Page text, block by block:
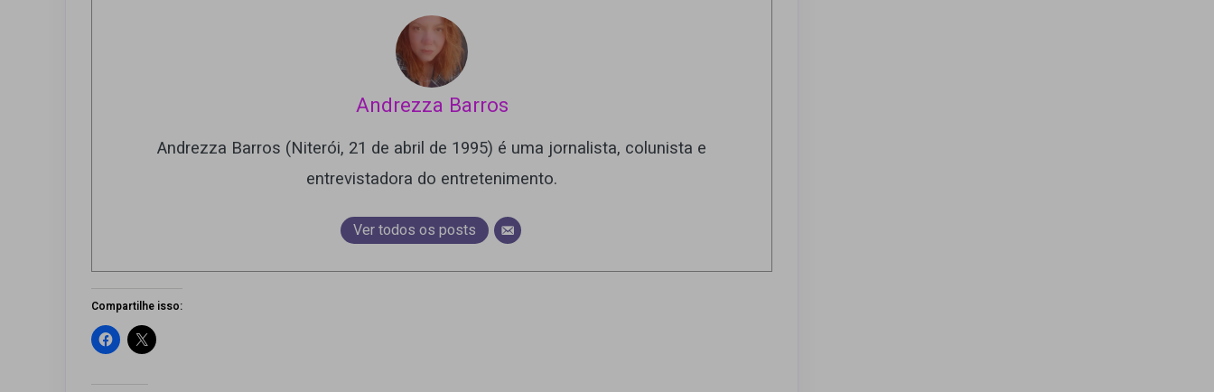
Andrezza Barros
Andrezza Barros (Niterói, 21 de abril de 1995) é uma jornalista, colunista e
entrevistadora do entretenimento.
Ver todos os posts
Compartilhe isso: